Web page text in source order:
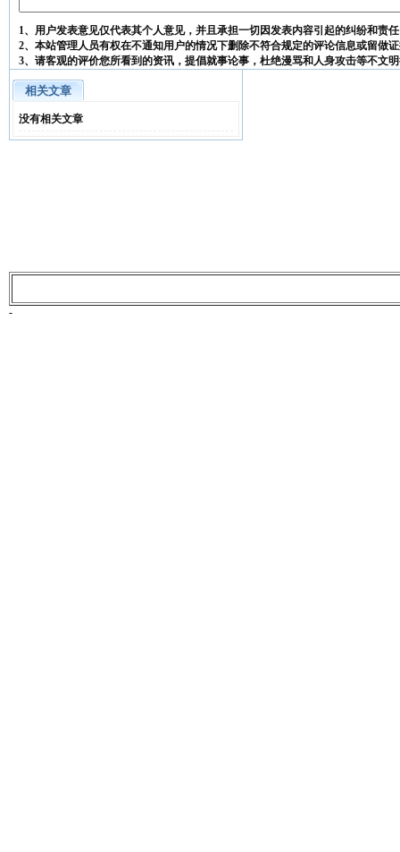
1、用户发表意见仅代表其个人意见，并且承担一切因发表内容引起的纠纷和责
2、本站管理人员有权在不通知用户的情况下删除不符合规定的评论信息或留做
3、请客观的评价您所看到的资讯，提倡就事论事，杜绝漫骂和人身攻击等不文
相关文章
没有相关文章
-